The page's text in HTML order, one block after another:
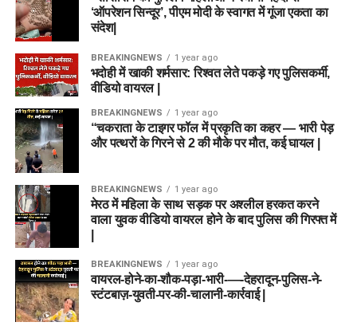
‘ऑपरेशन सिन्दूर’, पीएम मोदी के स्वागत में गूंजा एकता का
संदेश|
BREAKINGNEWS 1 year ago
भदोही में खाकी शर्मसार: रिश्वत लेते पकड़े गए पुलिसकर्मी,
वीडियो वायरल |
BREAKINGNEWS 1 year ago
“चकराता के टाइगर फॉल में प्रकृति का कहर — भारी पेड़
और पत्थरों के गिरने से 2 की मौके पर मौत, कई घायल |
BREAKINGNEWS 1 year ago
मेरठ में महिला के साथ सड़क पर अश्लील हरकत करने
वाला युवक वीडियो वायरल होने के बाद पुलिस की गिरफ्त में
BREAKINGNEWS 1 year ago
वायरल-होने-का-शौक-पड़ा-भारी-—-देहरादून-पुलिस-ने-
स्टंटबाज़-युवती-पर-की-चालानी-कार्रवाई |